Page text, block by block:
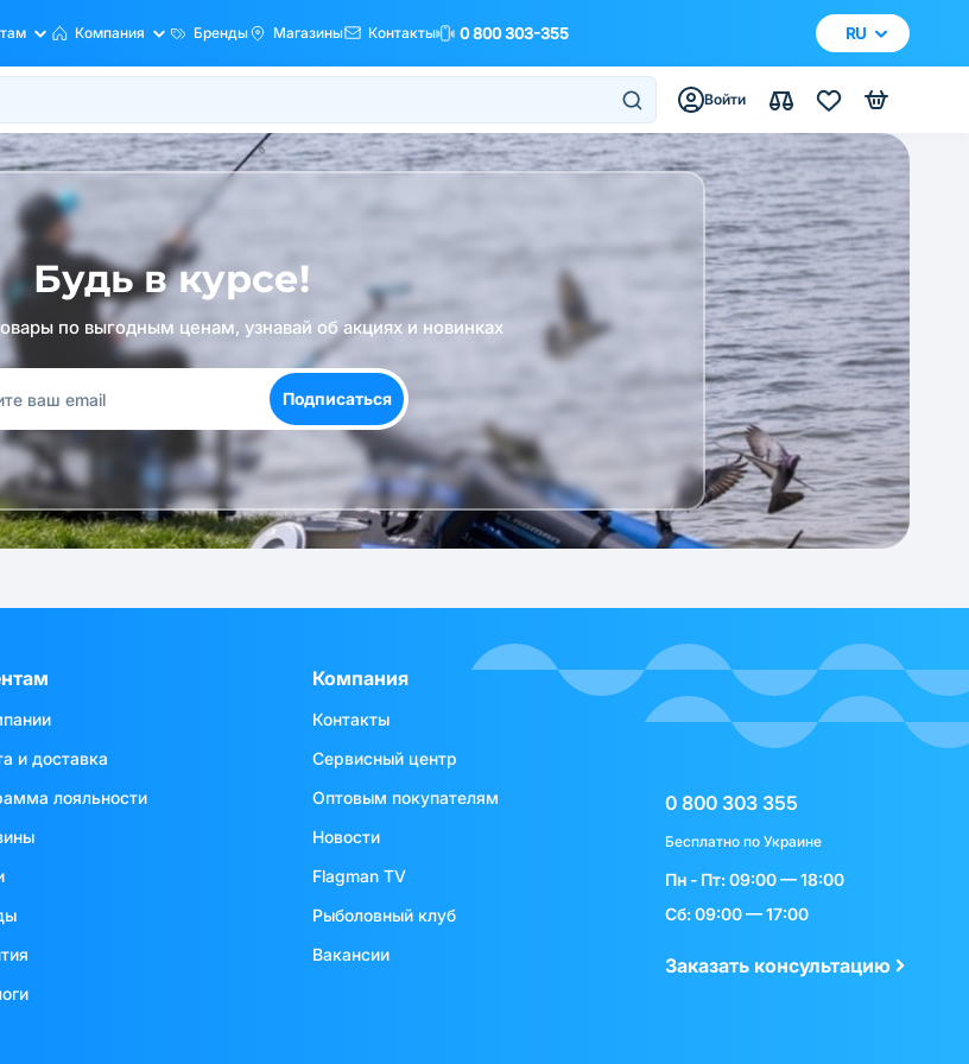
Компания Бренды Магазины Контакты 0 800 303-355 RU
Войти
Будь в курсе!
по выгодным ценам, узнавай об акциях и новинках
Подписаться
и доставка
лояльности
Компания
Контакты
Сервисный центр
Оптовым покупателям
Новости
Flagman TV
Рыболовный клуб
Вакансии
0 800 303 355
Бесплатно по Украине
Пн - Пт: 09:00 — 18:00
Сб: 09:00 — 17:00
Заказать консультацию